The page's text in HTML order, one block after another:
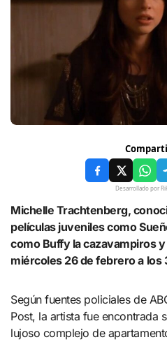
Desarrollado por
Michelle Trachtenberg, conocida por su trabajo en
películas juveniles como
como Buffy la cazavampiros
miércoles 26 de febrero a los
Según fuentes policiales de
Post, la artista fue encontrada
lujoso complejo de